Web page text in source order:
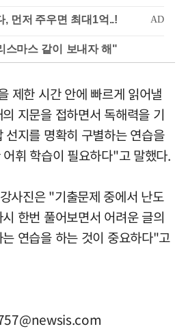
스마스 같이 보내자 해"
제한 시간 안에 빠르게 읽어낼
지문을 접하면서 독해력을 기
선지를 명확히 구별하는 연습을
휘 학습이 필요하다"고 말했다.
사진은 "기출문제 중에서 난도
한번 풀어보면서 어려운 글의
연습을 하는 것이 중요하다"고